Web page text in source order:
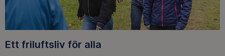
Ett friluftsliv för alla